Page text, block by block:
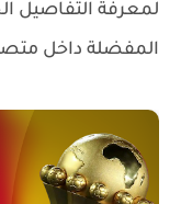
لمعرفة التفاصيل
المفضلة داخل